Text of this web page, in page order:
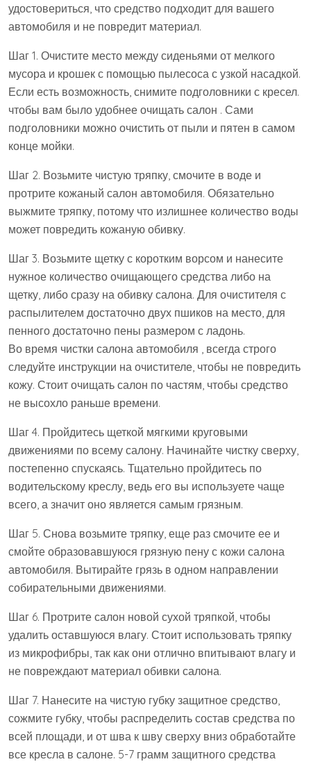
удостовериться, что средство подходит для вашего
автомобиля и не повредит материал.
Шаг 1. Очистите место между сиденьями от мелкого
мусора и крошек с помощью пылесоса с узкой насадкой.
Если есть возможность, снимите подголовники с кресел.
чтобы вам было удобнее очищать салон . Сами
подголовники можно очистить от пыли и пятен в самом
конце мойки.
Шаг 2. Возьмите чистую тряпку, смочите в воде и
протрите кожаный салон автомобиля. Обязательно
выжмите тряпку, потому что излишнее количество воды
может повредить кожаную обивку.
Шаг 3. Возьмите щетку с коротким ворсом и нанесите
нужное количество очищающего средства либо на
щетку, либо сразу на обивку салона. Для очистителя с
распылителем достаточно двух пшиков на место, для
пенного достаточно пены размером с ладонь.
Во время чистки салона автомобиля , всегда строго
следуйте инструкции на очистителе, чтобы не повредить
кожу. Стоит очищать салон по частям, чтобы средство
не высохло раньше времени.
Шаг 4. Пройдитесь щеткой мягкими круговыми
движениями по всему салону. Начинайте чистку сверху,
постепенно спускаясь. Тщательно пройдитесь по
водительскому креслу, ведь его вы используете чаще
всего, а значит оно является самым грязным.
Шаг 5. Снова возьмите тряпку, еще раз смочите ее и
смойте образовавшуюся грязную пену с кожи салона
автомобиля. Вытирайте грязь в одном направлении
собирательными движениями.
Шаг 6. Протрите салон новой сухой тряпкой, чтобы
удалить оставшуюся влагу. Стоит использовать тряпку
из микрофибры, так как они отлично впитывают влагу и
не повреждают материал обивки салона.
Шаг 7. Нанесите на чистую губку защитное средство,
сожмите губку, чтобы распределить состав средства по
всей площади, и от шва к шву сверху вниз обработайте
все кресла в салоне. 5-7 грамм защитного средства